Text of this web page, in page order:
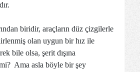
biridir, araçların düz çizgilerle
olan uygun bir hız ile
bile olsa, şerit dışına
Ama asla böyle bir şey